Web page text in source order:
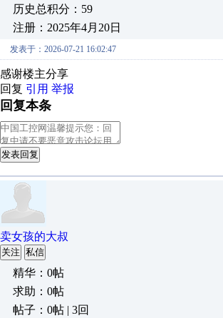
历史总积分：59
注册：2025年4月20日
发表于：2026-07-21 16:02:47
感谢楼主分享
回复 引用 举报
回复本条
发表回复
卖女孩的大叔
关注 私信
精华：0帖
求助：0帖
帖子：0帖 | 3回